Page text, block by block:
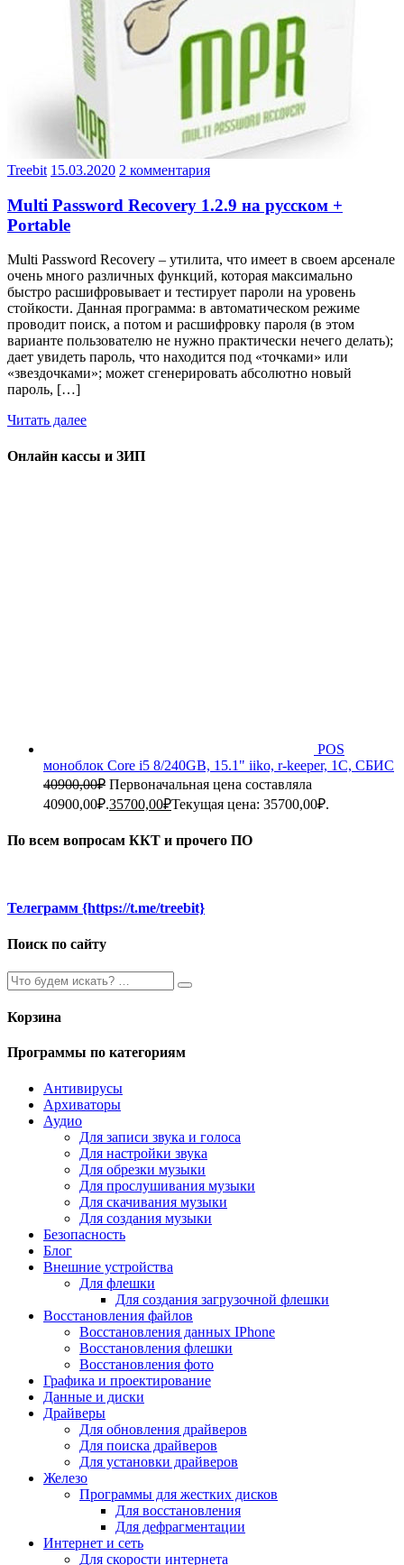
Treebit 15.03.2020 2 комментария
Multi Password Recovery 1.2.9 на русском +
Portable
Multi Password Recovery – утилита, что имеет в своем арсенале
очень много различных функций, которая максимально
быстро расшифровывает и тестирует пароли на уровень
стойкости. Данная программа: в автоматическом режиме
проводит поиск, а потом и расшифровку пароля (в этом
варианте пользователю не нужно практически нечего делать);
дает увидеть пароль, что находится под «точками» или
«звездочками»; может сгенерировать абсолютно новый
пароль, […]
Читать далее
Онлайн кассы и ЗИП
POS
моноблок Core i5 8/240GB, 15.1" iiko, r-keeper, 1C, СБИС
40900,00₽ Первоначальная цена составляла
40900,00₽.35700,00₽Текущая цена: 35700,00₽.
По всем вопросам ККТ и прочего ПО
Телеграмм {https://t.me/treebit}
Поиск по сайту
Корзина
Программы по категориям
Антивирусы
Архиваторы
Аудио
Для записи звука и голоса
Для настройки звука
Для обрезки музыки
Для прослушивания музыки
Для скачивания музыки
Для создания музыки
Безопасность
Блог
Внешние устройства
Для флешки
Для создания загрузочной флешки
Восстановления файлов
Восстановления данных IPhone
Восстановления флешки
Восстановления фото
Графика и проектирование
Данные и диски
Драйверы
Для обновления драйверов
Для поиска драйверов
Для установки драйверов
Железо
Программы для жестких дисков
Для восстановления
Для дефрагментации
Интернет и сеть
Для скорости интернета